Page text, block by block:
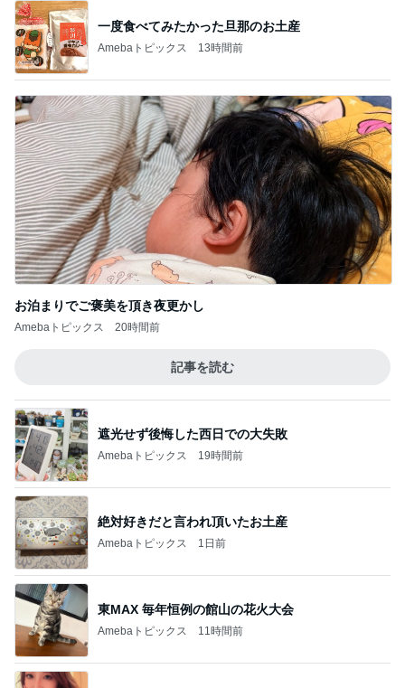
一度食べてみたかった旦那のお土産
Amebaトピックス 13時間前
お泊まりでご褒美を頂き夜更かし
Amebaトピックス 20時間前
記事を読む
遮光せず後悔した西日での大失敗
Amebaトピックス 19時間前
絶対好きだと言われ頂いたお土産
Amebaトピックス 1日前
東MAX 毎年恒例の館山の花火大会
Amebaトピックス 11時間前